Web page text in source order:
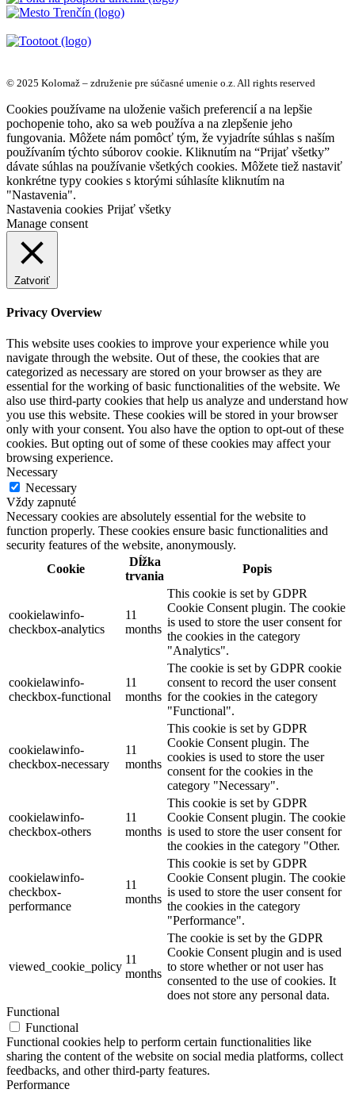
© 2025 Kolomaž – združenie pre súčasné umenie o.z. All rights reserved
Cookies používame na uloženie vašich preferencií a na lepšie
pochopenie toho, ako sa web používa a na zlepšenie jeho
fungovania. Môžete nám pomôcť tým, že vyjadríte súhlas s naším
používaním týchto súborov cookie. Kliknutím na “Prijať všetky”
dávate súhlas na používanie všetkých cookies. Môžete tiež nastaviť
konkrétne typy cookies s ktorými súhlasíte kliknutím na
"Nastavenia".
Nastavenia cookies Prijať všetky
Manage consent
Zatvoriť
Privacy Overview
This website uses cookies to improve your experience while you
navigate through the website. Out of these, the cookies that are
categorized as necessary are stored on your browser as they are
essential for the working of basic functionalities of the website. We
also use third-party cookies that help us analyze and understand how
you use this website. These cookies will be stored in your browser
only with your consent. You also have the option to opt-out of these
cookies. But opting out of some of these cookies may affect your
browsing experience.
Necessary
Necessary
Vždy zapnuté
Necessary cookies are absolutely essential for the website to
function properly. These cookies ensure basic functionalities and
security features of the website, anonymously.
Cookie
Dĺžka
trvania
Popis
cookielawinfo-
checkbox-analytics
11
months
This cookie is set by GDPR
Cookie Consent plugin. The cookie
is used to store the user consent for
the cookies in the category
"Analytics".
cookielawinfo-
checkbox-functional
11
months
The cookie is set by GDPR cookie
consent to record the user consent
for the cookies in the category
"Functional".
cookielawinfo-
checkbox-necessary
11
months
This cookie is set by GDPR
Cookie Consent plugin. The
cookies is used to store the user
consent for the cookies in the
category "Necessary".
cookielawinfo-
checkbox-others
11
months
This cookie is set by GDPR
Cookie Consent plugin. The cookie
is used to store the user consent for
the cookies in the category "Other.
cookielawinfo-
checkbox-
performance
11
months
This cookie is set by GDPR
Cookie Consent plugin. The cookie
is used to store the user consent for
the cookies in the category
"Performance".
viewed_cookie_policy
11
months
The cookie is set by the GDPR
Cookie Consent plugin and is used
to store whether or not user has
consented to the use of cookies. It
does not store any personal data.
Functional
Functional
Functional cookies help to perform certain functionalities like
sharing the content of the website on social media platforms, collect
feedbacks, and other third-party features.
Performance